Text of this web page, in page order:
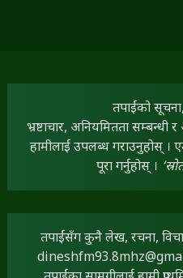
तपाईंको सूचना,
भ्रष्टाचार, अनियमितता
हामीलाई उपलब्ध गराउनुहोस् ।
पूरा गर्नुहोस् ।
तपाईंसँग कुनै लेख, रचना,